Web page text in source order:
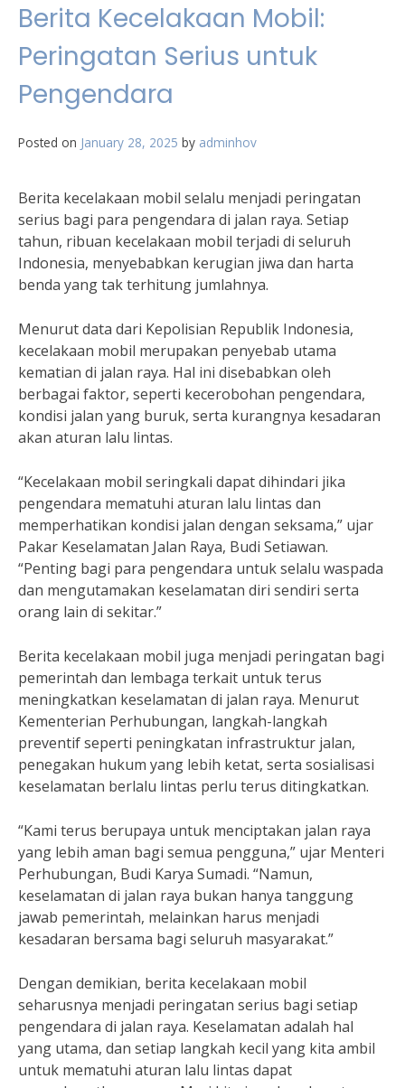
Berita Kecelakaan Mobil:
Peringatan Serius untuk
Pengendara
Posted on January 28, 2025 by adminhov
Berita kecelakaan mobil selalu menjadi peringatan
serius bagi para pengendara di jalan raya. Setiap
tahun, ribuan kecelakaan mobil terjadi di seluruh
Indonesia, menyebabkan kerugian jiwa dan harta
benda yang tak terhitung jumlahnya.
Menurut data dari Kepolisian Republik Indonesia,
kecelakaan mobil merupakan penyebab utama
kematian di jalan raya. Hal ini disebabkan oleh
berbagai faktor, seperti kecerobohan pengendara,
kondisi jalan yang buruk, serta kurangnya kesadaran
akan aturan lalu lintas.
“Kecelakaan mobil seringkali dapat dihindari jika
pengendara mematuhi aturan lalu lintas dan
memperhatikan kondisi jalan dengan seksama,” ujar
Pakar Keselamatan Jalan Raya, Budi Setiawan.
“Penting bagi para pengendara untuk selalu waspada
dan mengutamakan keselamatan diri sendiri serta
orang lain di sekitar.”
Berita kecelakaan mobil juga menjadi peringatan bagi
pemerintah dan lembaga terkait untuk terus
meningkatkan keselamatan di jalan raya. Menurut
Kementerian Perhubungan, langkah-langkah
preventif seperti peningkatan infrastruktur jalan,
penegakan hukum yang lebih ketat, serta sosialisasi
keselamatan berlalu lintas perlu terus ditingkatkan.
“Kami terus berupaya untuk menciptakan jalan raya
yang lebih aman bagi semua pengguna,” ujar Menteri
Perhubungan, Budi Karya Sumadi. “Namun,
keselamatan di jalan raya bukan hanya tanggung
jawab pemerintah, melainkan harus menjadi
kesadaran bersama bagi seluruh masyarakat.”
Dengan demikian, berita kecelakaan mobil
seharusnya menjadi peringatan serius bagi setiap
pengendara di jalan raya. Keselamatan adalah hal
yang utama, dan setiap langkah kecil yang kita ambil
untuk mematuhi aturan lalu lintas dapat